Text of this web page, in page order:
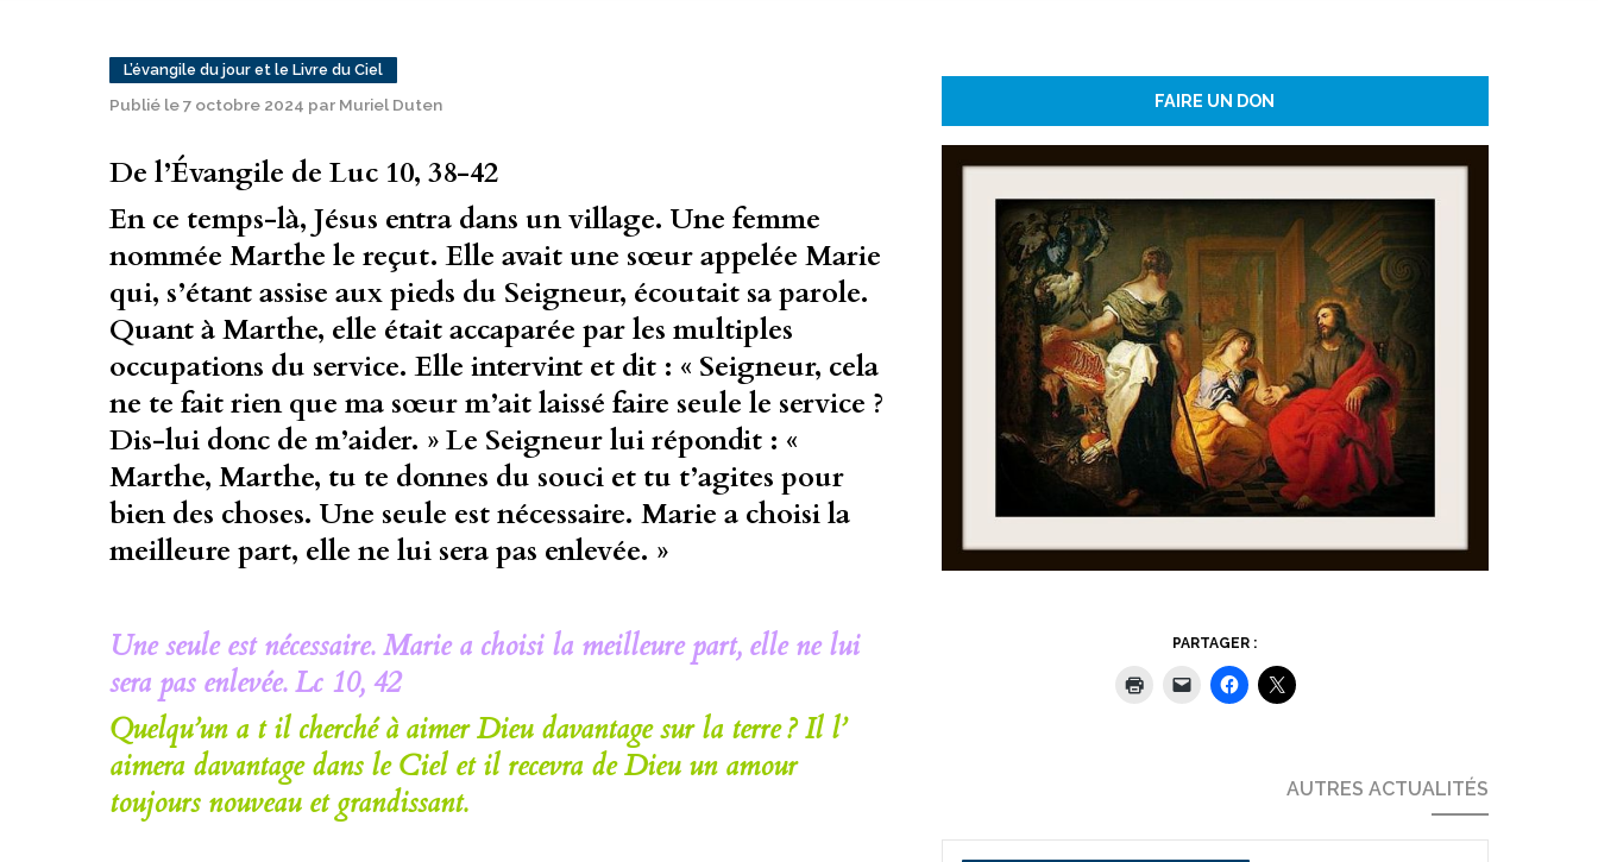
L’évangile du jour et le Livre du Ciel
Publié le 7 octobre 2024 par Muriel Duten
De l’Évangile de Luc 10, 38-42
En ce temps-là, Jésus entra dans un village. Une femme
nommée Marthe le reçut. Elle avait une sœur appelée Marie
qui, s’étant assise aux pieds du Seigneur, écoutait sa parole.
Quant à Marthe, elle était accaparée par les multiples
occupations du service. Elle intervint et dit : « Seigneur, cela
ne te fait rien que ma sœur m’ait laissé faire seule le service ?
Dis-lui donc de m’aider. » Le Seigneur lui répondit : «
Marthe, Marthe, tu te donnes du souci et tu t’agites pour
bien des choses. Une seule est nécessaire. Marie a choisi la
meilleure part, elle ne lui sera pas enlevée. »
Une seule est nécessaire. Marie a choisi la meilleure part, elle ne lui
sera pas enlevée. Lc 10, 42
Quelqu’un a t il cherché à aimer Dieu davantage sur la terre ? Il l’
aimera davantage dans le Ciel et il recevra de Dieu un amour
toujours nouveau et grandissant.
FAIRE UN DON
PARTAGER :
AUTRES ACTUALITÉS